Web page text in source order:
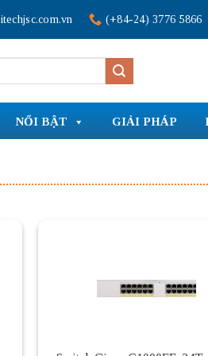
(+84-24) 3776 5866
NỔI BẬT GIẢI PHÁP